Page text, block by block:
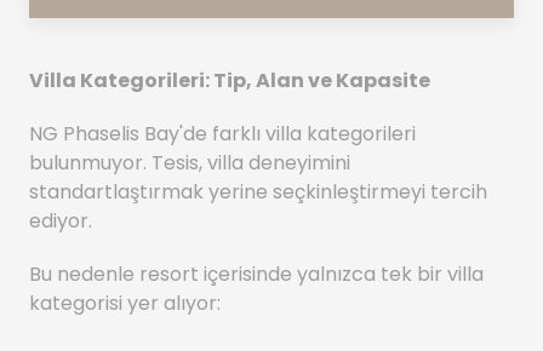
Villa Kategorileri: Tip, Alan ve Kapasite
NG Phaselis Bay'de farklı villa kategorileri
bulunmuyor. Tesis, villa deneyimini
standartlaştırmak yerine seçkinleştirmeyi tercih
ediyor.
Bu nedenle resort içerisinde yalnızca tek bir villa
kategorisi yer alıyor: